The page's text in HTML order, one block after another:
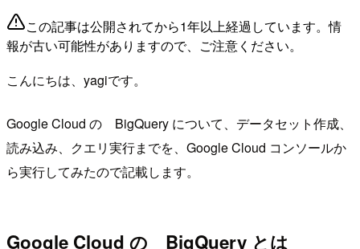
この記事は公開されてから1年以上経過しています。情
報が古い可能性がありますので、ご注意ください。
こんにちは、yagiです。
Google Cloud の BigQuery について、データセット作成、
読み込み、クエリ実行までを、Google Cloud コンソールか
ら実行してみたので記載します。
Google Cloud の BigQuery とは